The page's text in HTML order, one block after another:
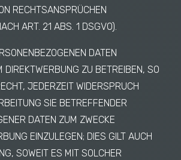
RECHTSANSPRÜCHEN
ART. 21 ABS. 1 DSGVO).
DATEN
DIREKTWERBUNG ZU BETREIBEN, SO
JEDERZEIT WIDERSPRUCH
SIE BETREFFENDER
DATEN ZUM ZWECKE
EINZULEGEN; DIES GILT AUCH
SOWEIT ES MIT SOLCHER